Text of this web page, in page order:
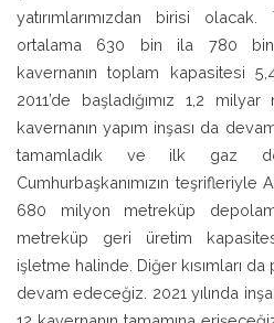
yatırımlarımızdan birisi
ortalama 630 bin ila 780
kavernanın toplam kapasitesi
2011’de başladığımız 1,2
kavernanın yapım inşası da
tamamladık ve ilk gaz
Cumhurbaşkanımızın teşrifleriyle
680 milyon metreküp
metreküp geri üretim
işletme halinde. Diğer kısımları
devam edeceğiz. 2021 yılında